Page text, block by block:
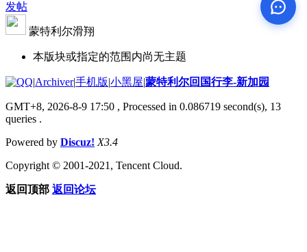
发帖
蒙特利尔滑翔
本版块或指定的范围内尚无主题
|Archiver|手机版|小黑屋|蒙特利尔回国行李-新加园
GMT+8, 2026-8-9 17:50 , Processed in 0.086719 second(s), 13
queries .
Powered by Discuz! X3.4
Copyright © 2001-2021, Tencent Cloud.
返回顶部 返回论坛